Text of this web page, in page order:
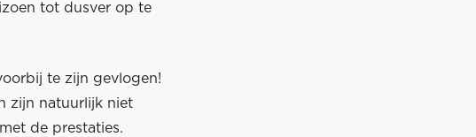
tot dusver op te
te zijn gevlogen!
zijn natuurlijk niet
de prestaties.